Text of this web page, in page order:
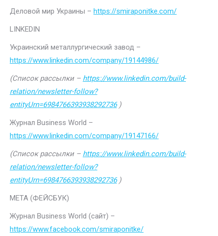
Деловой мир Украины – https://smiraponitke.com/
LINKEDIN
Украинский металлургический завод –
https://www.linkedin.com/company/19144986/
(Список рассылки – https://www.linkedin.com/build-
relation/newsletter-follow?
entityUrn=6984766393938292736)
Журнал Business World –
https://www.linkedin.com/company/19147166/
(Список рассылки – https://www.linkedin.com/build-
relation/newsletter-follow?
entityUrn=6984766393938292736)
МЕТА (ФЕЙСБУК)
Журнал Business World (сайт) –
https://www.facebook.com/smiraponitke/